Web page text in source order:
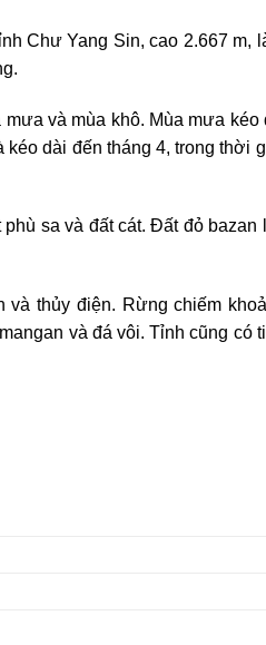
Chư Yang Sin, cao 2.667 m,
và mùa khô. Mùa mưa
dài đến tháng 4, trong thời
sa và đất cát. Đất đỏ bazan
thủy điện. Rừng chiếm
và đá vôi. Tỉnh cũng có